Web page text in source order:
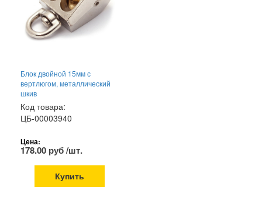
Блок двойной 15мм с
вертлюгом, металлический
шкив
Код товара:
ЦБ-00003940
Цена:
178.00 руб /шт.
Купить